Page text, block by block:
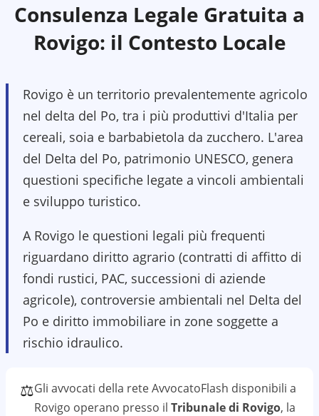
Consulenza Legale Gratuita a
Rovigo: il Contesto Locale
Rovigo è un territorio prevalentemente agricolo
nel delta del Po, tra i più produttivi d'Italia per
cereali, soia e barbabietola da zucchero. L'area
del Delta del Po, patrimonio UNESCO, genera
questioni specifiche legate a vincoli ambientali
e sviluppo turistico.
A Rovigo le questioni legali più frequenti
riguardano diritto agrario (contratti di affitto di
fondi rustici, PAC, successioni di aziende
agricole), controversie ambientali nel Delta del
Po e diritto immobiliare in zone soggette a
rischio idraulico.
⚖️Gli avvocati della rete AvvocatoFlash disponibili a
Rovigo operano presso il Tribunale di Rovigo, la